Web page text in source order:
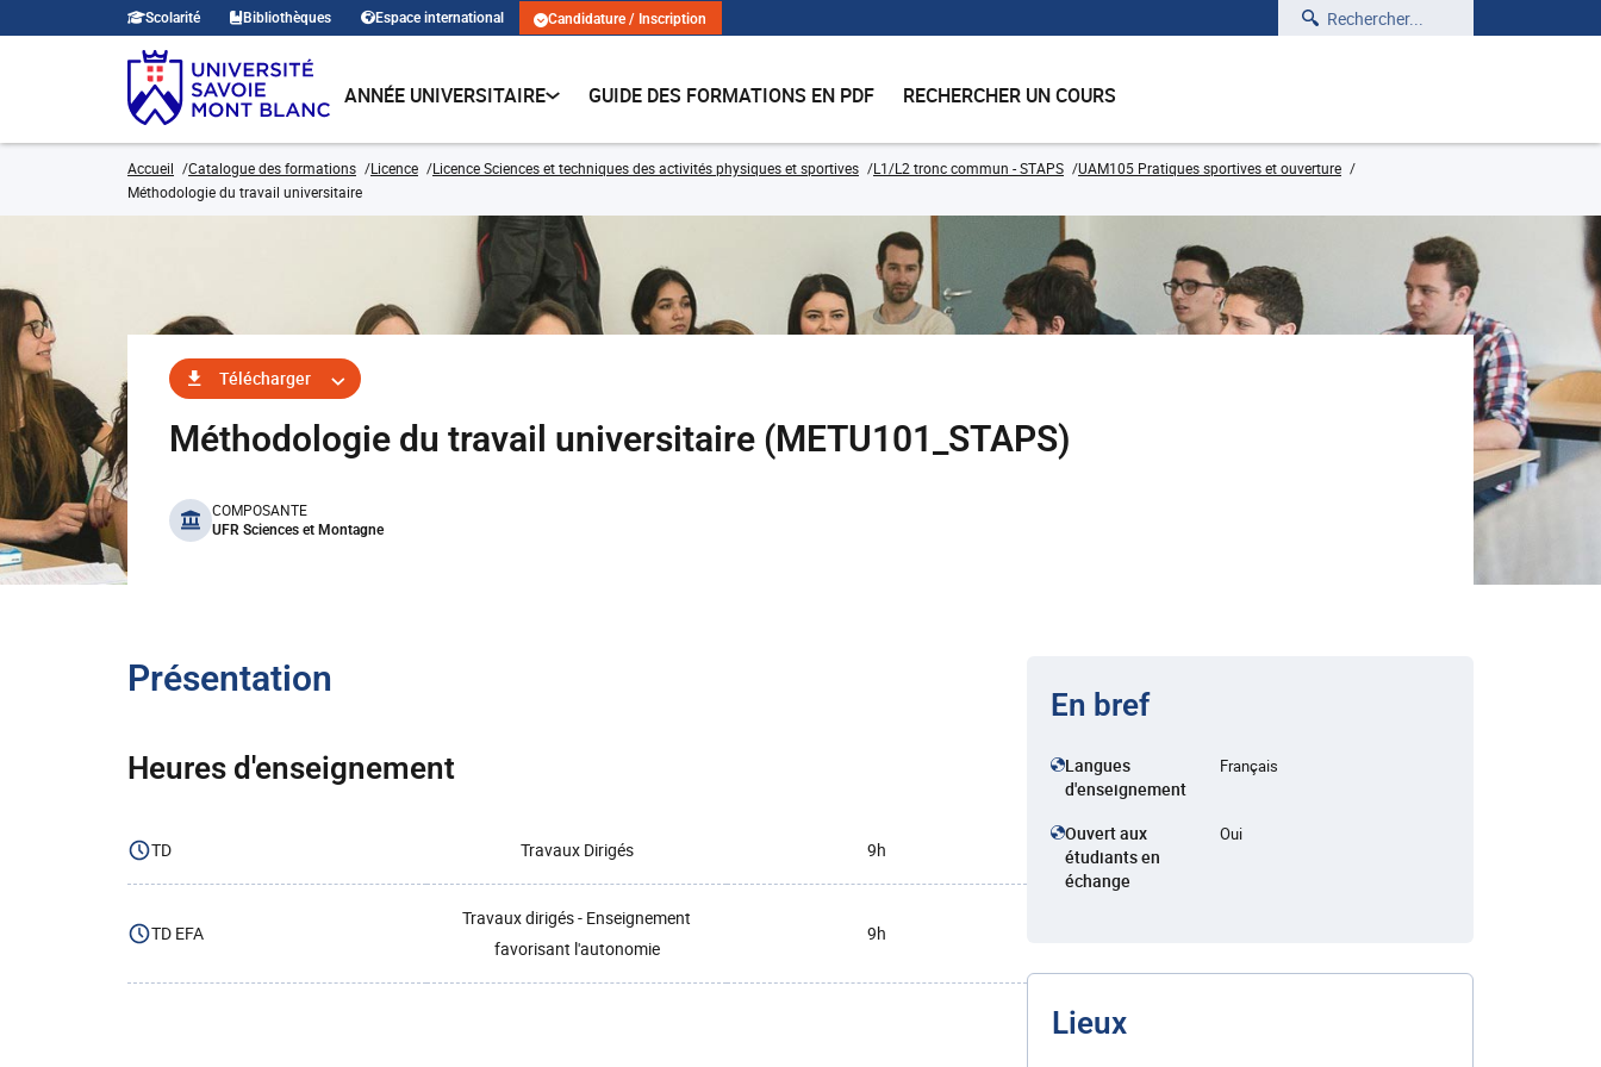
Scolarité Bibliothèques Espace international Candidature / Inscription Rechercher
ANNÉE UNIVERSITAIRE GUIDE DES FORMATIONS EN PDF RECHERCHER UN COURS
Accueil Catalogue des formations Licence Licence Sciences et techniques des activités physiques et sportives L1/L2 tronc commun - STAPS
UAM105 Pratiques sportives et ouverture
Méthodologie du travail universitaire
Télécharger
Méthodologie du travail universitaire (METU101_STAPS)
benefits
COMPOSANTE
UFR Sciences et Montagne
Présentation
Heures d'enseignement
TD Travaux Dirigés 9h
TD EFA
Travaux dirigés - Enseignement
favorisant l'autonomie
9h
En bref
Langues
d'enseignement
Français
Ouvert aux
étudiants en
échange
Oui
Lieux